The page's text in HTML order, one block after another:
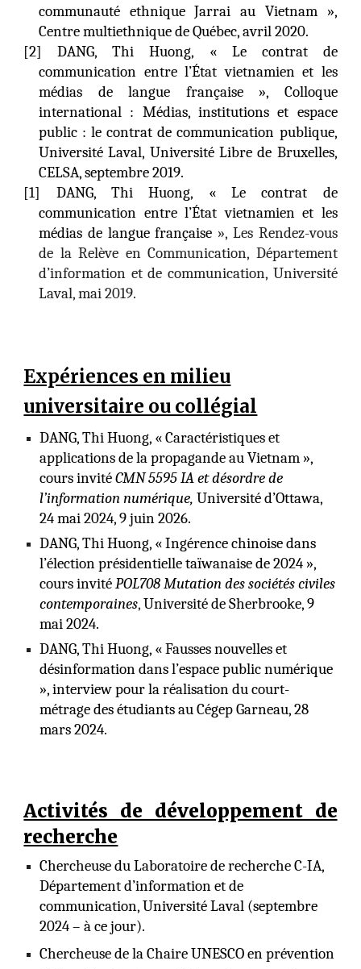
communauté ethnique Jarrai au Vietnam »,
Centre multiethnique de Québec, avril 2020.
[2] DANG, Thi Huong, « Le contrat de
communication entre l’État vietnamien et les
médias de langue française », Colloque
international : Médias, institutions et espace
public : le contrat de communication publique,
Université Laval, Université Libre de Bruxelles,
CELSA, septembre 2019.
[1] DANG, Thi Huong, « Le contrat de
communication entre l’État vietnamien et les
médias de langue française », Les Rendez-vous
de la Relève en Communication, Département
d’information et de communication, Université
Laval, mai 2019.
Expériences en milieu
universitaire ou collégial
DANG, Thi Huong, « Caractéristiques et
applications de la propagande au Vietnam »,
cours invitéCMN 5595 IA et désordre de
l’information numérique, Université d’Ottawa,
24 mai 2024, 9 juin 2026.
DANG, Thi Huong, « Ingérence chinoise dans
l’élection présidentielle taïwanaise de 2024 »,
cours invitéPOL708 Mutation des sociétés civiles
contemporaines,Université de Sherbrooke, 9
mai 2024.
DANG, Thi Huong, « Fausses nouvelles et
désinformation dans l’espace public numérique
», interview pour la réalisation du court-
métrage des étudiants au Cégep Garneau, 28
mars 2024.
Activités de développement de
recherche
Chercheuse du Laboratoire de recherche C-IA,
Département d’information et de
communication, Université Laval (septembre
2024 – à ce jour).
Chercheuse de la Chaire UNESCO en prévention